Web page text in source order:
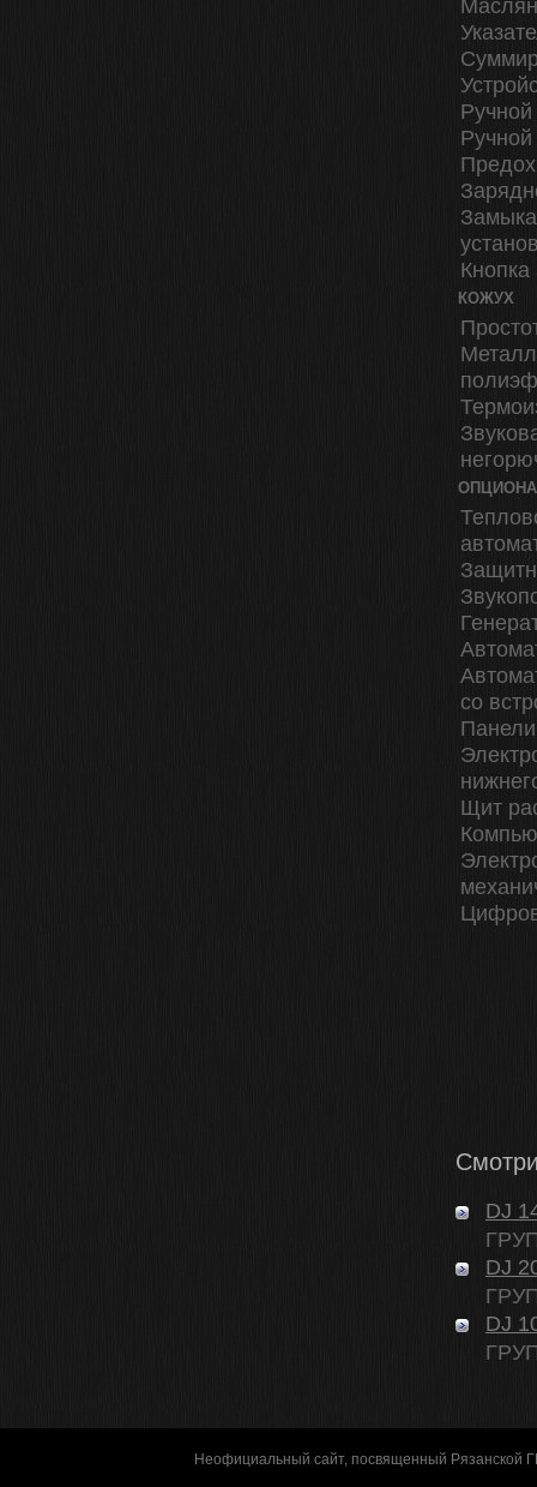
Кнопка
КОЖУХ
со
Щит
DJ
DJ
DJ
Неофициальный сайт, посвященный